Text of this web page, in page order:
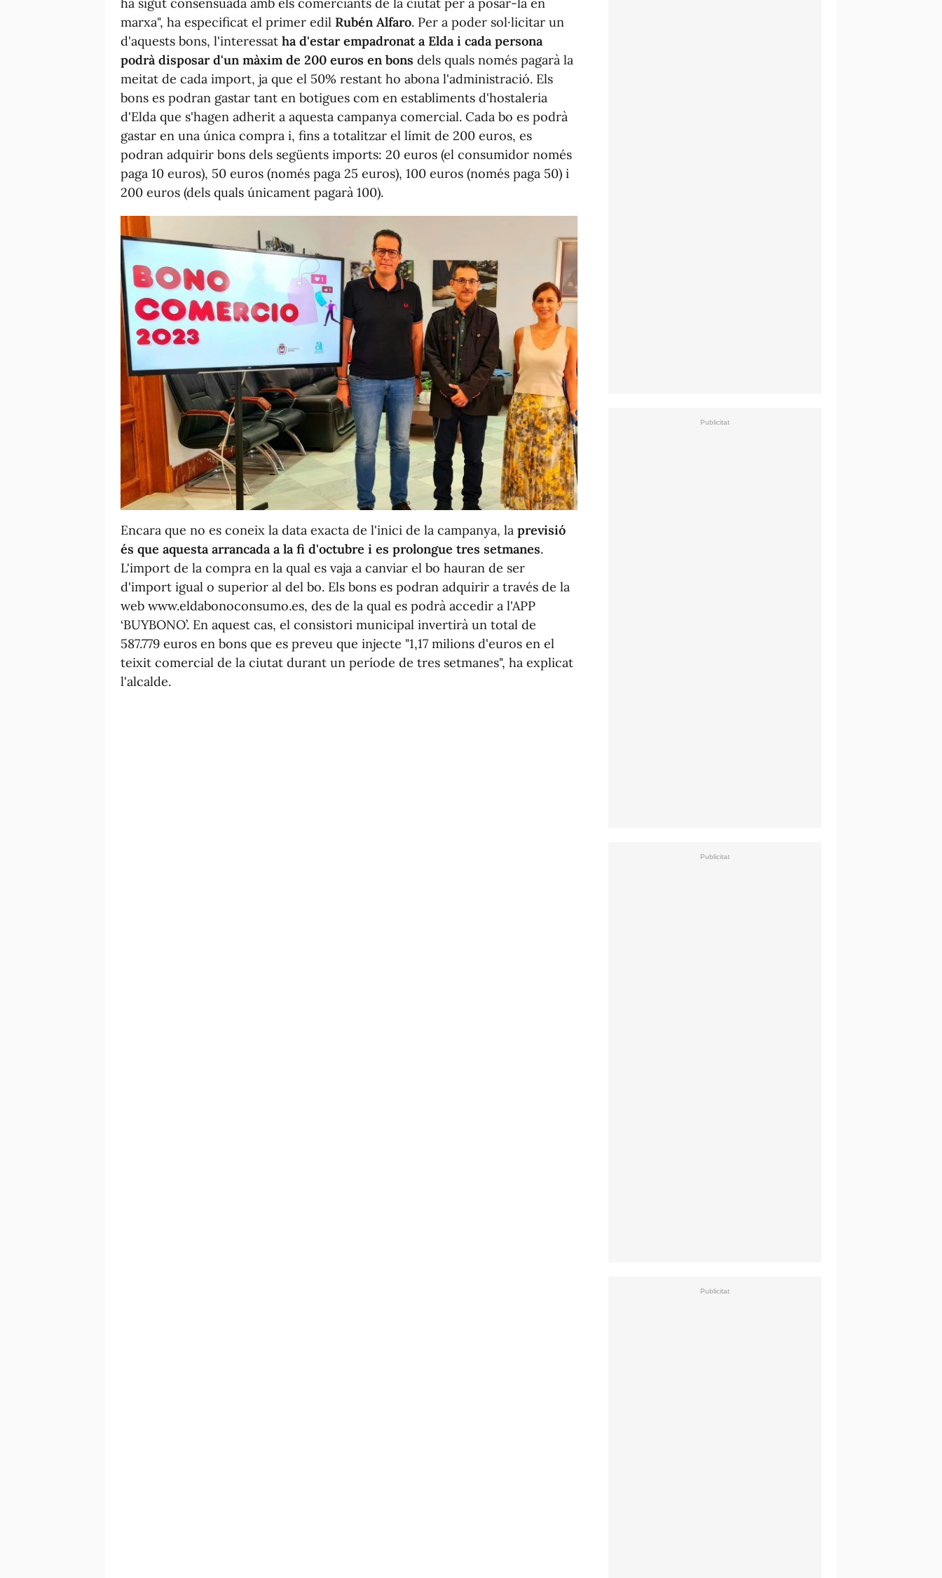
marxa", ha especificat el primer edil Rubén Alfaro. Per a poder sol·licitar un
d'aquests bons, l'interessat ha d'estar empadronat a Elda i cada persona
podrà disposar d'un màxim de 200 euros en bons dels quals només pagarà la
meitat de cada import, ja que el 50% restant ho abona l'administració. Els
bons es podran gastar tant en botigues com en establiments d'hostaleria
d'Elda que s'hagen adherit a aquesta campanya comercial. Cada bo es podrà
gastar en una única compra i, fins a totalitzar el límit de 200 euros, es
podran adquirir bons dels següents imports: 20 euros (el consumidor només
paga 10 euros), 50 euros (només paga 25 euros), 100 euros (només paga 50) i
200 euros (dels quals únicament pagarà 100).
Encara que no es coneix la data exacta de l'inici de la campanya, la previsió
és que aquesta arrancada a la fi d'octubre i es prolongue tres setmanes.
L'import de la compra en la qual es vaja a canviar el bo hauran de ser
d'import igual o superior al del bo. Els bons es podran adquirir a través de la
web www.eldabonoconsumo.es, des de la qual es podrà accedir a l'APP
‘BUYBONO’. En aquest cas, el consistori municipal invertirà un total de
587.779 euros en bons que es preveu que injecte "1,17 milions d'euros en el
teixit comercial de la ciutat durant un període de tres setmanes", ha explicat
l'alcalde.